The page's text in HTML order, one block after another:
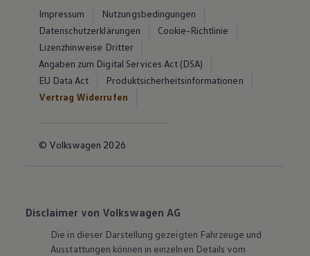
Impressum
Nutzungsbedingungen
Datenschutzerklärungen
Cookie-Richtlinie
Lizenzhinweise Dritter
Angaben zum Digital Services Act (DSA)
EU Data Act
Produktsicherheitsinformationen
Vertrag Widerrufen
© Volkswagen 2026
Disclaimer von Volkswagen AG
Die in dieser Darstellung gezeigten Fahrzeuge und
Ausstattungen können in einzelnen Details vom